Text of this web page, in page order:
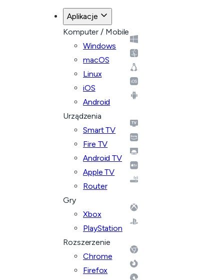
Aplikacje
Komputer / Mobile
Windows
macOS
Linux
iOS
Android
Urządzenia
Smart TV
Fire TV
Android TV
Apple TV
Router
Gry
Xbox
PlayStation
Rozszerzenie
Chrome
Firefox